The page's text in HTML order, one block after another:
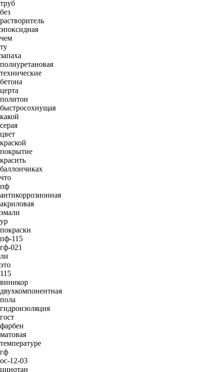
труб
без
растворитель
эпоксидная
чем
ту
запаха
полиуретановая
технические
бетона
церта
политон
быстросохнущая
какой
серая
цвет
краской
покрытие
красить
баллончиках
что
пф
антикоррозионная
акриловая
эмали
ур
покраски
пф-115
гф-021
ли
это
115
виникор
двухкомпонентная
пола
гидроизоляция
гост
фарбен
матовая
температуре
гф
ос-12-03
цинотан